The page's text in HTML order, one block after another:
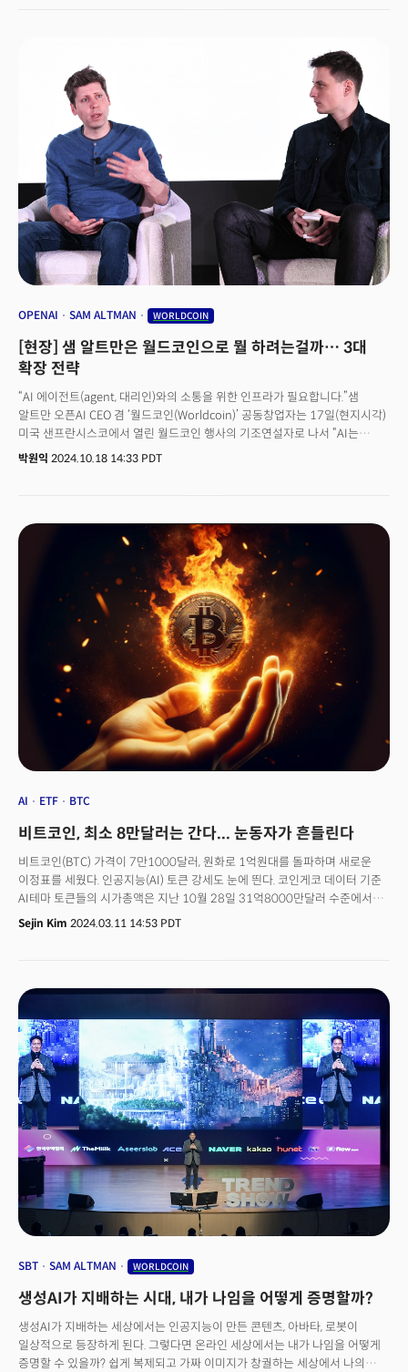
인수했습니다. 기술업계에서는 AI 기술과 블록체인의 융합도 적극적으로
시도되고 있습니다. 샘 알트만 오픈AI CEO가 설립한 ‘월드코인
(Worldcoin)’이 대표적 사례입니다. 블록체인과 핀테크 못지않게 시너지
효과가 크다는 주장입니다.
OPENAI SAM ALTMAN WORLDCOIN
[현장] 샘 알트만은 월드코인으로 뭘 하려는걸까… 3대
확장 전략
“AI 에이전트(agent, 대리인)와의 소통을 위한 인프라가 필요합니다.”샘
알트만 오픈AI CEO 겸 ‘월드코인(Worldcoin)’ 공동창업자는 17일(현지시각)
미국 샌프란시스코에서 열린 월드코인 행사의 기조연설자로 나서 “AI는
수많은 AI 에이전트가 일하는 세상을 상상해 왔다”며 이같이 말했다. 인간의
프로젝트다. 그는 “AI는 인류가 만들어낸 가장 강력한 도구가 될 것”이라며
“이런 사회에 필요한 건 모든 종류의 사물 간에 자원을 주고받을 수 있는
인프라”라고 했다. 사람처럼 행동하는 AI 에이전트가 많아질 경우 AI
에이전트와 사람이 안전하게 소통할 수 있는 인프라 및 네트워크가 중요해질
수밖에 없다는 것이다. 월드코인은 이날 프로젝트의 기반이 되는 블록체인인
‘월드체인(World Chain)’ 메인넷 가동을 시작했다고 밝혔다. 또 프로젝트
규모 확대에 따라 브랜드명을 월드코인에서 ‘월드 네트워크(world network,
줄이면 world)’로 바꾸고 월드체인, 월드ID(자격 증명), 월드코인 세 가지
기둥을 중심으로 프로젝트를 운영하겠다고 했다.
박원익 2024.10.18 14:33 PDT
AI ETF BTC
비트코인, 최소 8만달러는 간다... 눈동자가 흔들린다
비트코인(BTC) 가격이 7만1000달러, 원화로 1억원대를 돌파하며 새로운
이정표를 세웠다. 인공지능(AI) 토큰 강세도 눈에 띈다. 코인게코 데이터 기준
AI테마 토큰들의 시가총액은 지난 10월 28일 31억8000만달러 수준에서
11일(현지시각) 282억달러로 800%가량 급증했다. 렌더(RNDR)는 412%,
페치에이아이(FET)는 708%, 싱귤레러티넷(AGIX)는 456%, 아카시네트워크
오픈AI 추정 가치보다 높다. FDV는 최대 공급량 기준 시가총액 추정치다. WLD
발행 일정에 따라 FDV가 실현되기까지는 수년이 걸릴 수 있다.암호화폐
(크립토) 상승세 지속 배경엔 ‘후회’하는 기관의 자금이 뒤늦게 몰린 게 크다.
여기에 도널드 트럼프 미국 전 대통령, 유명 투자자 빌 애크, 마이클 세일러
마이크로스트레터지 창업자 등의 발언과 행보가 투심을 자극, 8만달러설까지
나오는 중이다. 👉 "비트코인, 지금 들어가도 되나요?" 2024년 Ver.
Sejin Kim 2024.03.11 14:53 PDT
SBT SAM ALTMAN WORLDCOIN
생성AI가 지배하는 시대, 내가 나임을 어떻게 증명할까?
생성AI가 지배하는 세상에서는 인공지능이 만든 콘텐츠, 아바타, 로봇이
일상적으로 등장하게 된다. 그렇다면 온라인 세상에서는 내가 나임을 어떻게
증명할 수 있을까? 쉽게 복제되고 가짜 이미지가 창궐하는 세상에서 나의